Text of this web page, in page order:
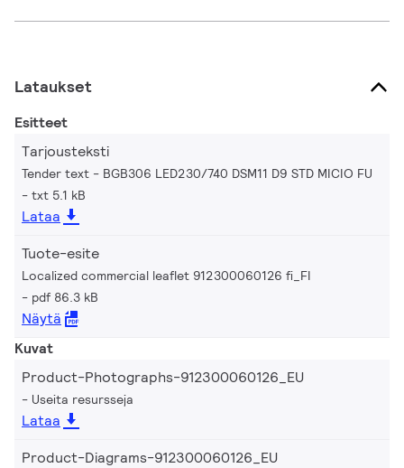
Lataukset
Esitteet
Tarjousteksti
Tender text - BGB306 LED230/740 DSM11 D9 STD MICIO FU
txt 5.1 kB
Lataa
Tuote-esite
Localized commercial leaflet 912300060126 fi_FI
pdf 86.3 kB
Näytä
Kuvat
Product-Photographs-912300060126_EU
Useita resursseja
Lataa
Product-Diagrams-912300060126_EU